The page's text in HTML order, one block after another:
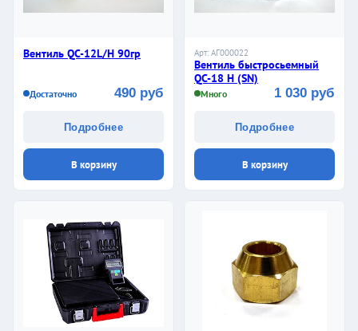
Вентиль QC-12L/H 90гр
Достаточно 490 руб
Подробнее
В корзину
Арт: АГ000022
Вентиль быстросьемный
QC-18 H (SN)
Много 1 030 руб
Подробнее
В корзину